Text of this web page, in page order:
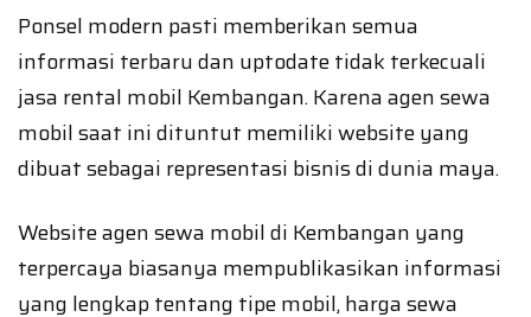
Ponsel modern pasti memberikan semua
informasi terbaru dan uptodate tidak terkecuali
jasa rental mobil Kembangan. Karena agen sewa
mobil saat ini dituntut memiliki website yang
dibuat sebagai representasi bisnis di dunia maya.
Website agen sewa mobil di Kembangan yang
terpercaya biasanya mempublikasikan informasi
yang lengkap tentang tipe mobil, harga sewa